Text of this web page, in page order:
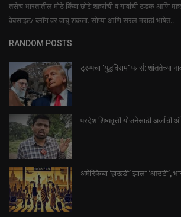
तसेच भारतातील मोठे किंवा छोटे शहरांची व गावांची ठडक आणि
वेबसाइट/ ब्लॉग वर वाचू शकता. सोप्या आणि सरल मराठी भाषेत..
RANDOM POSTS
ट्रम्पचा 'युद्धविराम' फार्स: शांततेच्या
परदेश शिष्यवृत्ती योजनेसाठी अर्जाची
अमेरिकेचा ‘हाऊडी’ झाला ‘आउटी’,